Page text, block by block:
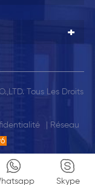
Tous Les Droits
| Réseau
Skype